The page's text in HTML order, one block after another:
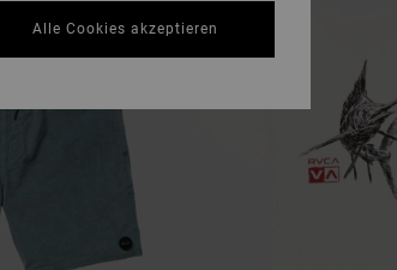
Alle Cookies akzeptieren